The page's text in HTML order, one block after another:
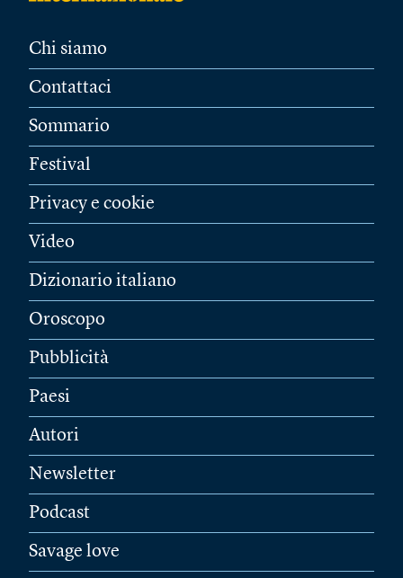
Chi siamo
Contattaci
Sommario
Festival
Privacy e cookie
Video
Dizionario italiano
Oroscopo
Pubblicità
Paesi
Autori
Newsletter
Podcast
Savage love